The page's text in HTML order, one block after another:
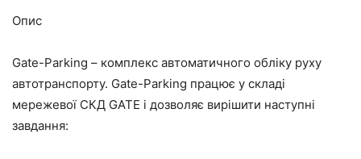
Опис
Gate-Parking – комплекс автоматичного обліку руху
автотранспорту. Gate-Parking працює у складі
мережевої СКД GATE і дозволяє вирішити наступні
завдання: